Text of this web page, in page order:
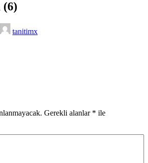
(6)
tanitimx
Gerekli alanlar * ile